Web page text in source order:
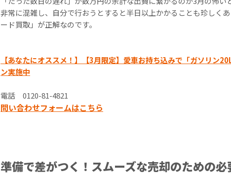
非常に混雑し、自分で行おうとすると半日以上かかることも珍しく
ード買取」が正解なのです。
【あなたにオススメ！】【3月限定】愛車お持ち込みで「ガソリン
ン実施中
電話 0120-81-4821
問い合わせフォームはこちら
準備で差がつく！スムーズな売却のための